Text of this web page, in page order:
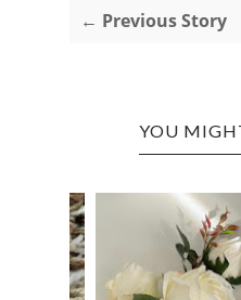
← Previous Story
YOU